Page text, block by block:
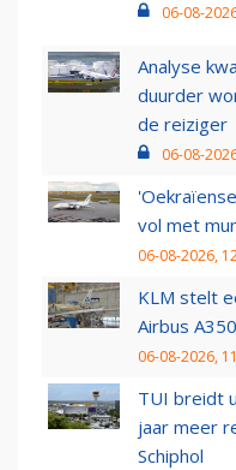
06-08-
Analyse
duurder
de reiziger
06-08-
vol met
06-08-2026,
KLM stelt
Airbus
06-08-2026,
TUI breidt
jaar meer
Schiphol